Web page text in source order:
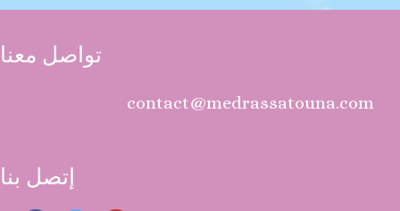
تواصل معنا
contact@medrassatouna.com
إتصل بنا